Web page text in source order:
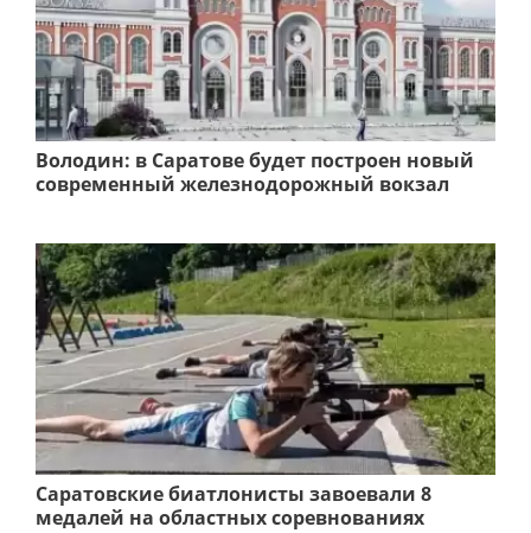
Володин: в Саратове будет построен новый
современный железнодорожный вокзал
Саратовские биатлонисты завоевали 8
медалей на областных соревнованиях